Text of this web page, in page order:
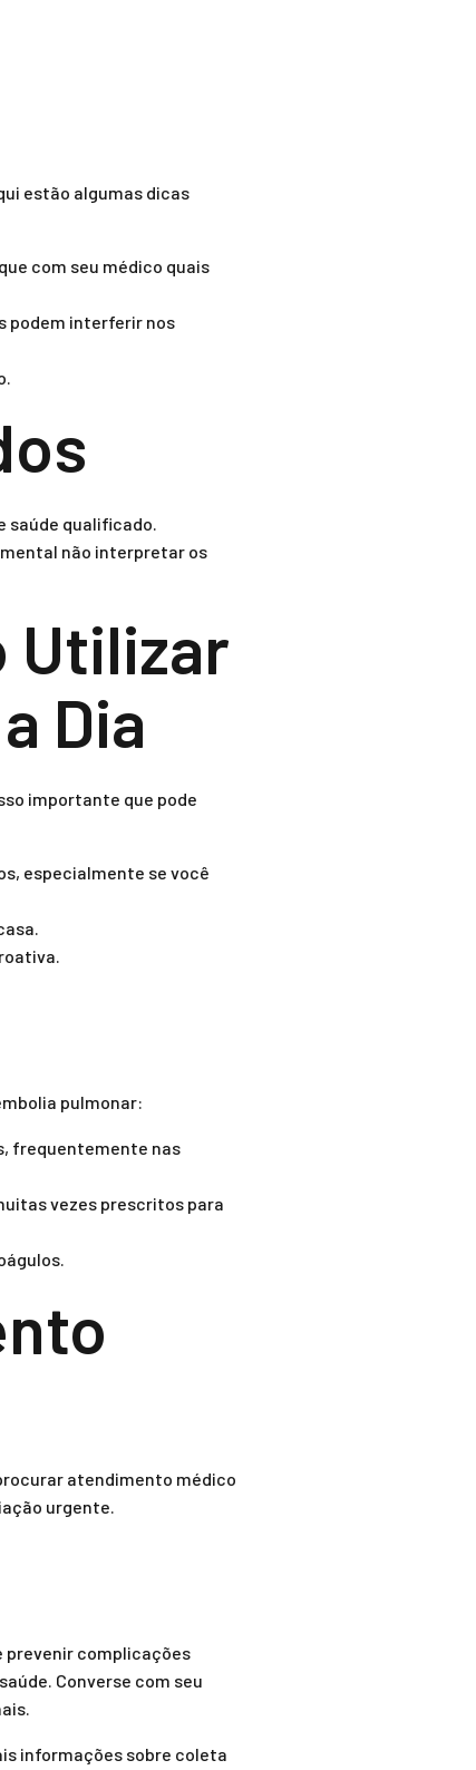
estão algumas dicas
com seu médico quais
podem interferir nos
saúde qualificado.
não interpretar os
Utilizar
Dia
importante que pode
especialmente se você
pulmonar:
frequentemente nas
vezes prescritos para
atendimento médico
urgente.
prevenir complicações
Converse com seu
informações sobre coleta